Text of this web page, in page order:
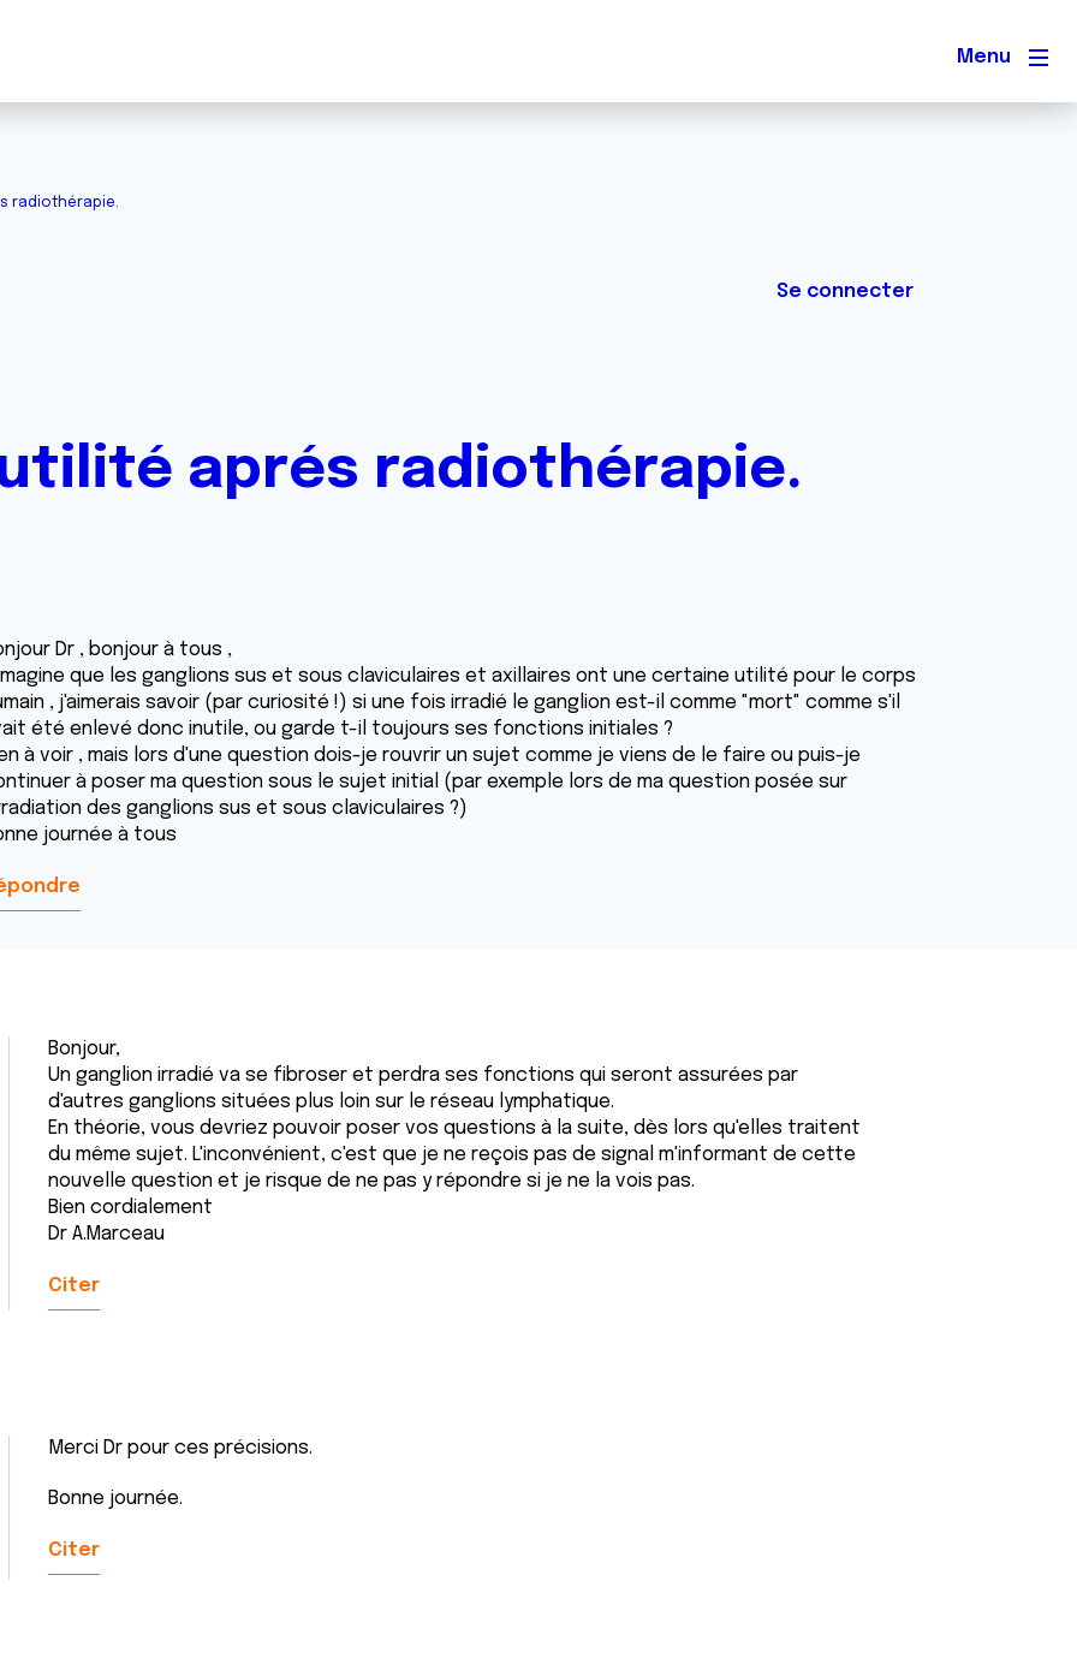
Menu
radiothérapie.
Se connecter
aprés radiothérapie.
Dr , bonjour à tous ,
que les ganglions sus et sous claviculaires et axillaires ont une certaine utilité pour le corps
, j'aimerais savoir (par curiosité !) si une fois irradié le ganglion est-il comme "mort" comme s'il
été enlevé donc inutile, ou garde t-il toujours ses fonctions initiales ?
à voir , mais lors d'une question dois-je rouvrir un sujet comme je viens de le faire ou puis-je
à poser ma question sous le sujet initial (par exemple lors de ma question posée sur
des ganglions sus et sous claviculaires ?)
journée à tous
Bonjour,
Un ganglion irradié va se fibroser et perdra ses fonctions qui seront assurées par
d'autres ganglions situées plus loin sur le réseau lymphatique.
En théorie, vous devriez pouvoir poser vos questions à la suite, dès lors qu'elles traitent
du même sujet. L'inconvénient, c'est que je ne reçois pas de signal m'informant de cette
nouvelle question et je risque de ne pas y répondre si je ne la vois pas.
Bien cordialement
Dr A.Marceau
Citer
Merci Dr pour ces précisions.
Bonne journée.
Citer